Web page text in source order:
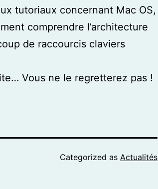
tutoriaux concernant Mac OS,
comprendre l’architecture
de raccourcis claviers
Vous ne le regretterez pas !
Categorized as Actualités